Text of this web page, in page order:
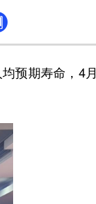
预期寿命，4